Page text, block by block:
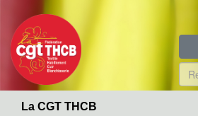
contenu
principal
La CGT THCB